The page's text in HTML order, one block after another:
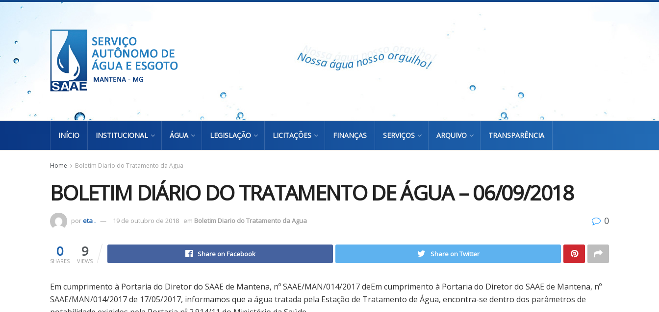
INÍCIO INSTITUCIONAL ÁGUA LEGISLAÇÃO LICITAÇÕES FINANÇAS SERVIÇOS ARQUIVO TRANSPARÊNCIA
Home Boletim Diario do Tratamento da Agua
BOLETIM DIÁRIO DO TRATAMENTO DE ÁGUA – 06/09/2018
poreta . 19 de outubro de 2018 em Boletim Diario do Tratamento da Agua 0
0
SHARES
9
VIEWS
Share on Facebook Share on Twitter
Em cumprimento à Portaria do Diretor do SAAE de Mantena, nº SAAE/MAN/014/2017 deEm cumprimento à Portaria do Diretor do SAAE de Mantena, nº
SAAE/MAN/014/2017 de 17/05/2017, informamos que a água tratada pela Estação de Tratamento de Água, encontra-se dentro dos parâmetros de